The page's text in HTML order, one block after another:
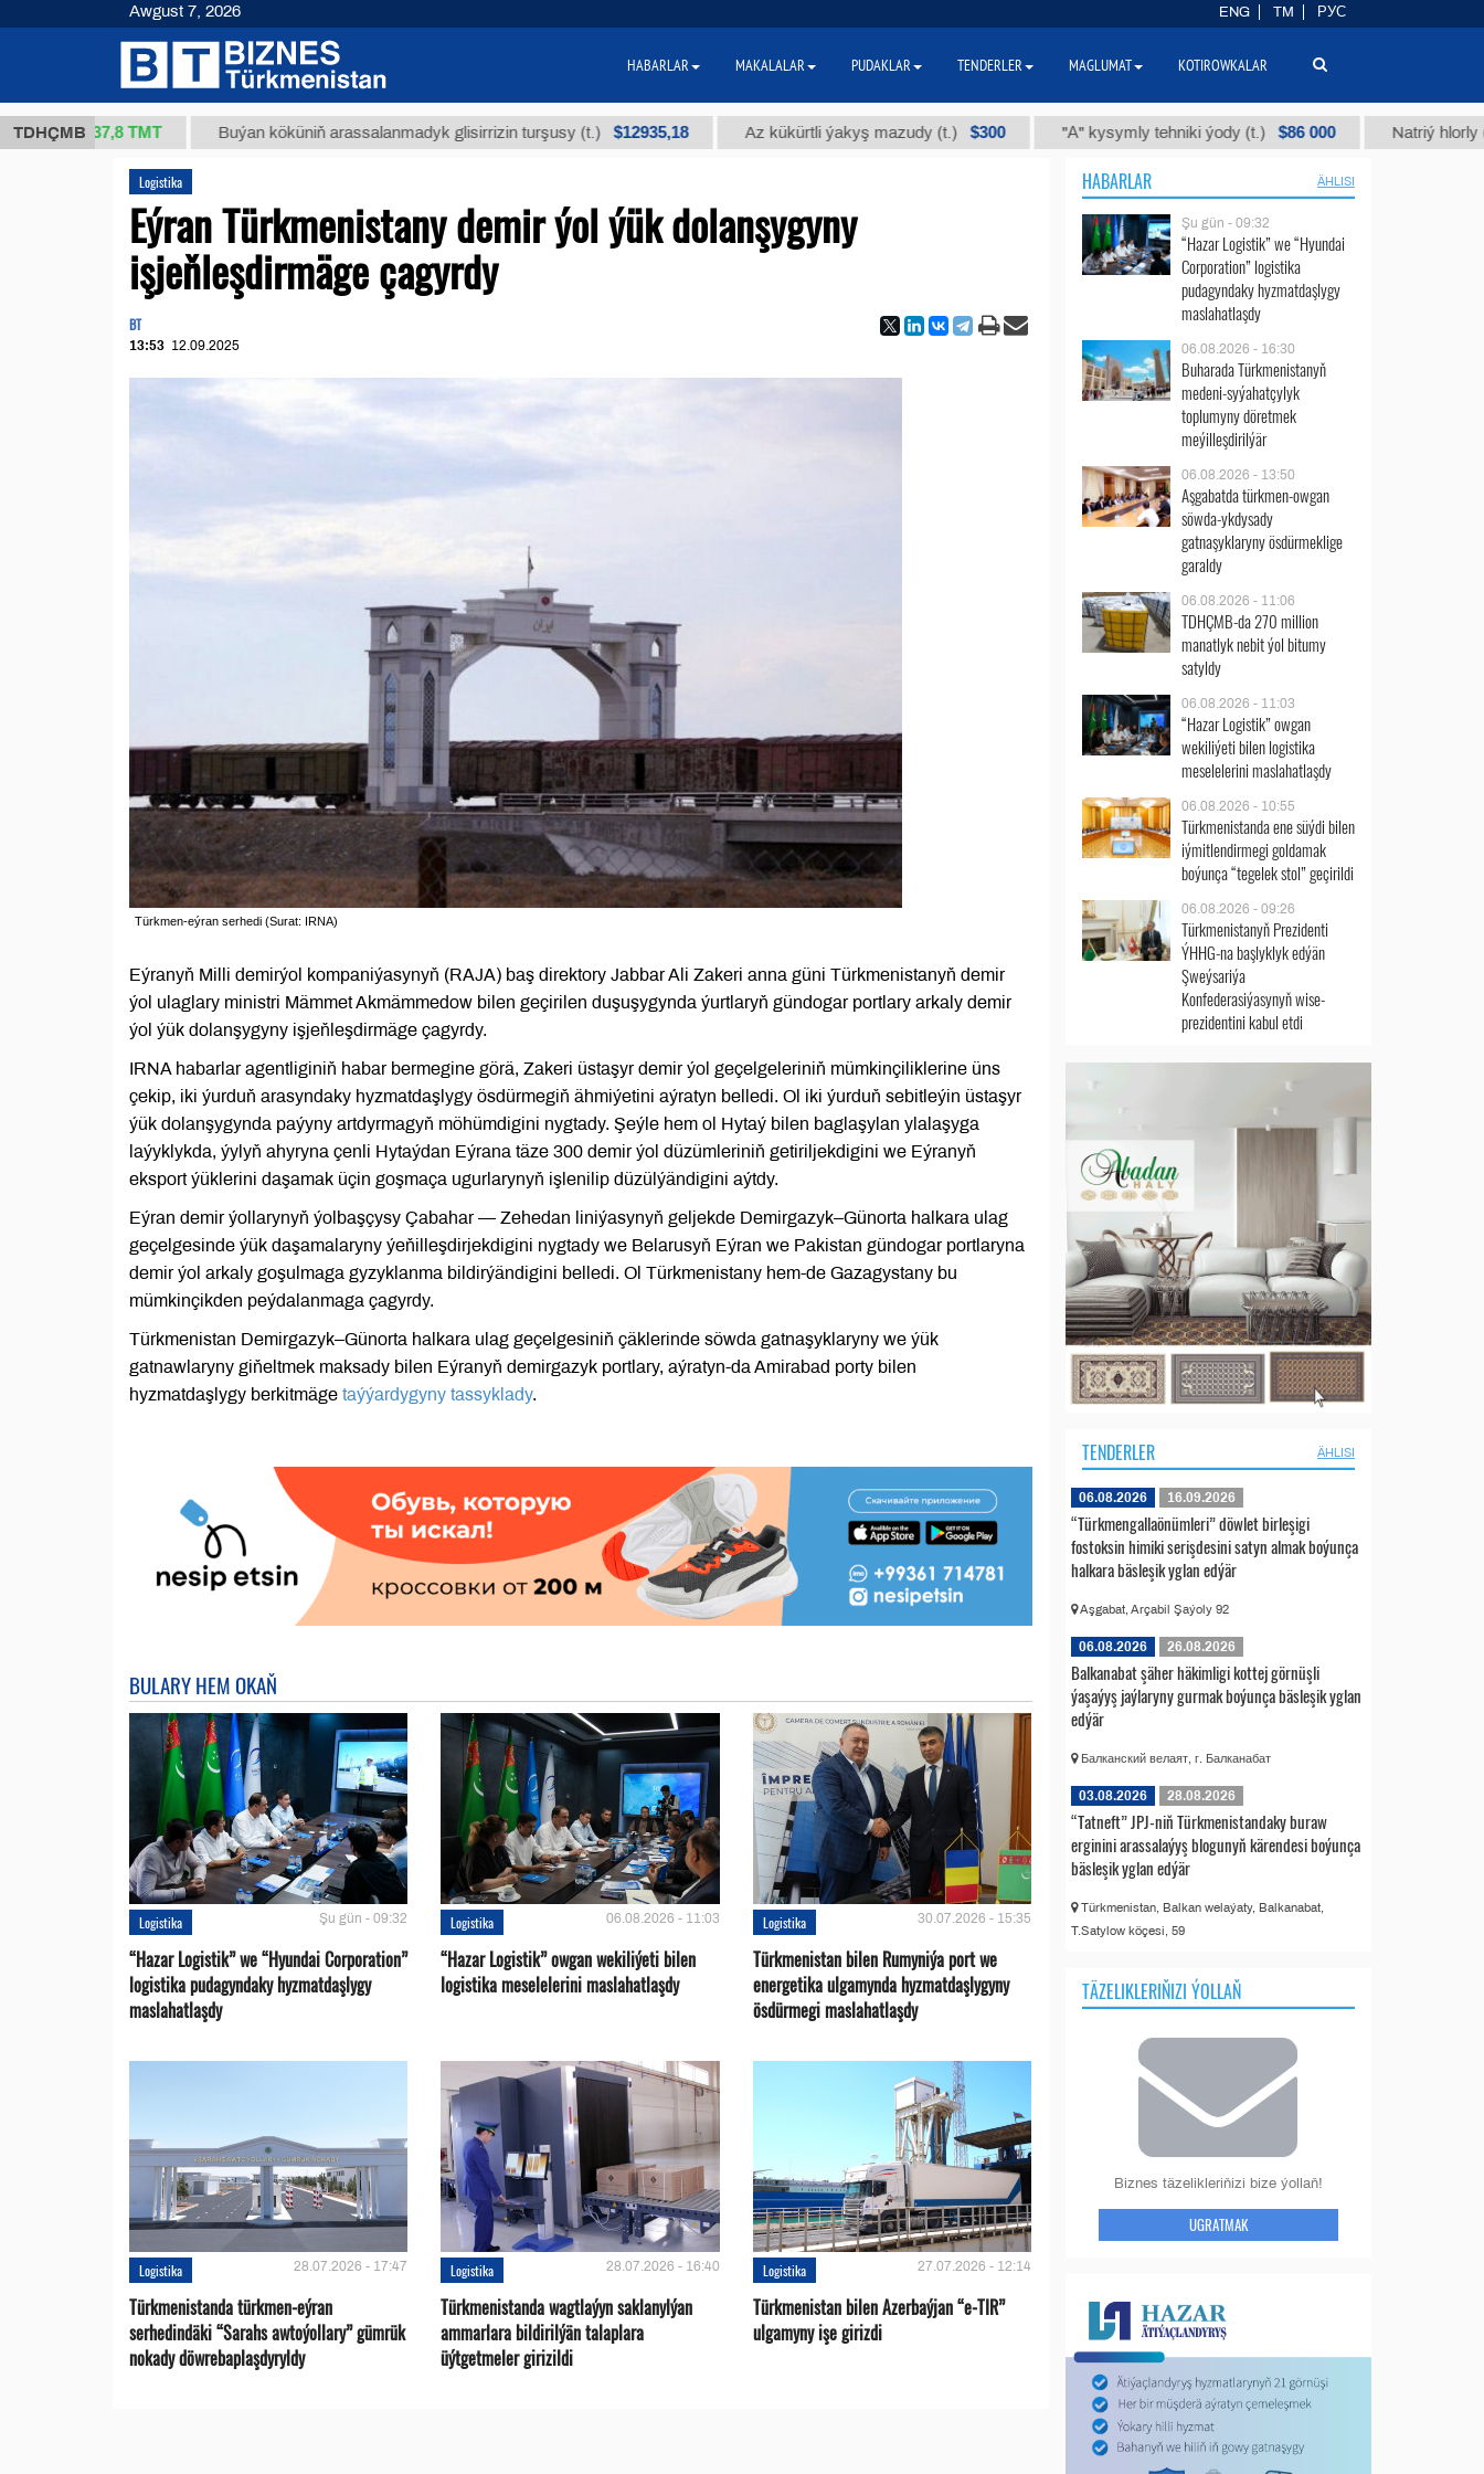
TDHÇMB
37,8 ТМТ Buýan köküniň arassalanmadyk glisirrizin turşusy (t.) $12935,18 Az kükürtli ýakyş mazudy (t.) $300 "А" kysymly tehniki ýody (t.) $86 000 Natriý hlorly (nahar
Logistika
Eýran Türkmenistany demir ýol ýük dolanşygyny
işjeňleşdirmäge çagyrdy
BT
13:53 12.09.2025
Türkmen-еýran serhedi (Surat: IRNA)
Eýranyň Milli demirýol kompaniýasynyň (RAJA) baş direktory Jabbar Ali Zakeri anna güni Türkmenistanyň demir
ýol ulaglary ministri Mämmet Akmämmedow bilen geçirilen duşuşygynda ýurtlaryň gündogar portlary arkaly demir
ýol ýük dolanşygyny işjeňleşdirmäge çagyrdy.
IRNA habarlar agentliginiň habar bermegine görä, Zakeri üstaşyr demir ýol geçelgeleriniň mümkinçiliklerine üns
çekip, iki ýurduň arasyndaky hyzmatdaşlygy ösdürmegiň ähmiýetini aýratyn belledi. Ol iki ýurduň sebitleýin üstaşyr
ýük dolanşygynda paýyny artdyrmagyň möhümdigini nygtady. Şeýle hem ol Hytaý bilen baglaşylan ylalaşyga
laýyklykda, ýylyň ahyryna çenli Hytaýdan Eýrana täze 300 demir ýol düzümleriniň getiriljekdigini we Eýranyň
eksport ýüklerini daşamak üçin goşmaça ugurlarynyň işlenilip düzülýändigini aýtdy.
Eýran demir ýollarynyň ýolbaşçysy Çabahar — Zehedan liniýasynyň geljekde Demirgazyk–Günorta halkara ulag
geçelgesinde ýük daşamalaryny ýeňilleşdirjekdigini nygtady we Belarusyň Eýran we Pakistan gündogar portlaryna
demir ýol arkaly goşulmaga gyzyklanma bildirýändigini belledi. Ol Türkmenistany hem-de Gazagystany bu
mümkinçikden peýdalanmaga çagyrdy.
Türkmenistan Demirgazyk–Günorta halkara ulag geçelgesiniň çäklerinde söwda gatnaşyklaryny we ýük
gatnawlaryny giňeltmek maksady bilen Eýranyň demirgazyk portlary, aýratyn-da Amirabad porty bilen
hyzmatdaşlygy berkitmäge taýýardygyny tassyklady.
BULARY HEM OKAŇ
Logistika Şu gün - 09:32
“Hazar Logistik” we “Hyundai Corporation”
logistika pudagyndaky hyzmatdaşlygy
maslahatlaşdy
Logistika 06.08.2026 - 11:03
“Hazar Logistik” owgan wekiliýeti bilen
logistika meselelerini maslahatlaşdy
Logistika 30.07.2026 - 15:35
Türkmenistan bilen Rumyniýa port we
energetika ulgamynda hyzmatdaşlygyny
ösdürmegi maslahatlaşdy
Logistika 28.07.2026 - 17:47
Türkmenistanda türkmen-eýran
serhedindäki “Sarahs awtoýollary” gümrük
nokady döwrebaplaşdyryldy
Logistika 28.07.2026 - 16:40
Türkmenistanda wagtlaýyn saklanylýan
ammarlara bildirilýän talaplara
üýtgetmeler girizildi
Logistika 27.07.2026 - 12:14
Türkmenistan bilen Azerbaýjan “e-TIR”
ulgamyny işe girizdi
HABARLAR ÄHLISI
Şu gün - 09:32
“Hazar Logistik” we “Hyundai
Corporation” logistika
pudagyndaky hyzmatdaşlygy
maslahatlaşdy
06.08.2026 - 16:30
Buharada Türkmenistanyň
medeni-syýahatçylyk
toplumyny döretmek
meýilleşdirilýär
06.08.2026 - 13:50
Aşgabatda türkmen-owgan
söwda-ykdysady
gatnaşyklaryny ösdürmeklige
garaldy
06.08.2026 - 11:06
TDHÇMB-da 270 million
manatlyk nebit ýol bitumy
satyldy
06.08.2026 - 11:03
“Hazar Logistik” owgan
wekiliýeti bilen logistika
meselelerini maslahatlaşdy
06.08.2026 - 10:55
Türkmenistanda ene süýdi bilen
iýmitlendirmegi goldamak
boýunça “tegelek stol” geçirildi
06.08.2026 - 09:26
Türkmenistanyň Prezidenti
ÝHHG-na başlyklyk edýän
Şweýsariýa
Konfederasiýasynyň wise-
prezidentini kabul etdi
TENDERLER ÄHLISI
06.08.2026 16.09.2026
“Türkmengallaönümleri” döwlet birleşigi
fostoksin himiki serişdesini satyn almak boýunça
halkara bäsleşik yglan edýär
Aşgabat, Arçabil Şaýoly 92
06.08.2026 26.08.2026
Balkanabat şäher häkimligi kottej görnüşli
ýaşaýyş jaýlaryny gurmak boýunça bäsleşik yglan
edýär
Балканский велаят, г. Балканабат
03.08.2026 28.08.2026
“Tatneft” JPJ-niň Türkmenistandaky buraw
erginini arassalaýyş blogunyň kärendesi boýunça
bäsleşik yglan edýär
Türkmenistan, Balkan welaýaty, Balkanabat,
T.Satylow köçesi, 59
TÄZELIKLERIŇIZI ÝOLLAŇ
Biznes täzelikleriňizi bize ýollaň!
UGRATMAK
Awgust 7, 2026 ENG TM РУС
HABARLAR MAKALALAR PUDAKLAR TENDERLER MAGLUMAT KOTIROWKALAR